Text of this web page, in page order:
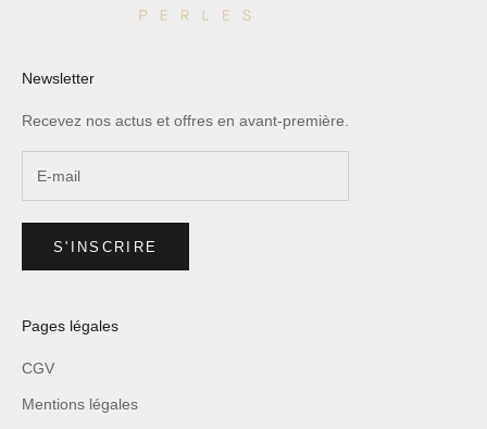
Newsletter
Recevez nos actus et offres en avant-première.
S'INSCRIRE
Pages légales
CGV
Mentions légales